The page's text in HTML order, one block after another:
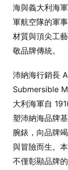
海與義大利海
軍航空隊的軍
材質與頂尖工
敬品牌傳統。
沛納海行銷長
Submersible
大利海軍自
塑沛納海品牌
腕錶，向品牌
與冒險而生。
不僅彰顯品牌